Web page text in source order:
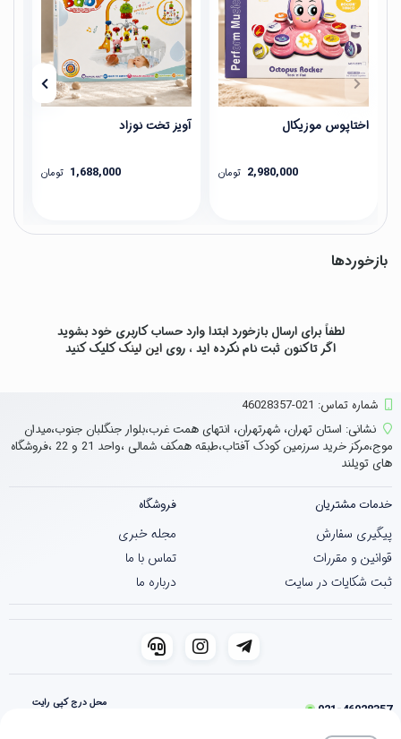
اختاپوس موزیکال
2,980,000 تومان
آویز تخت نوزاد
1,688,000 تومان
بازخوردها
لطفاً برای ارسال بازخورد ابتدا وارد حساب کاربری خود بشوید
اگر تاکنون ثبت نام نکرده اید ، روی این لینککلیک کنید
شماره تماس‌: 021-46028357
نشانی: استان تهران، شهرتهران، انتهای همت غرب،بلوار جنگلبان جنوب،میدان
موج،مرکز خرید سرزمین کودک آفتاب،طبقه همکف شمالی ،واحد 21 و 22 ،فروشگاه
های تویلند
خدمات مشتریان
پیگیری سفارش
قوانین و مقررات
ثبت شکایات در سایت
فروشگاه
مجله خبری
تماس با ما
درباره ما
021-46028357
محل درج کپی رایت